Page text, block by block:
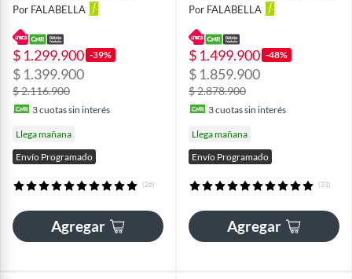
Por FALABELLA
$ 1.299.900 -39%
$ 1.399.900
$ 2.116.900
3cuotas sin interés
Llega mañana
Envío Programado
(26)
Agregar
Por FALABELLA
$ 1.499.900 -48%
$ 1.859.900
$ 2.878.900
3cuotas sin interés
Llega mañana
Envío Programado
(31)
Agregar